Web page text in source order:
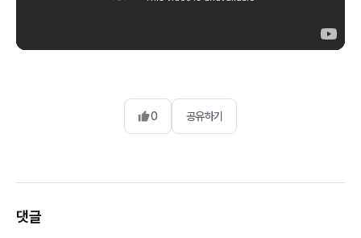
0 공유하기
댓글